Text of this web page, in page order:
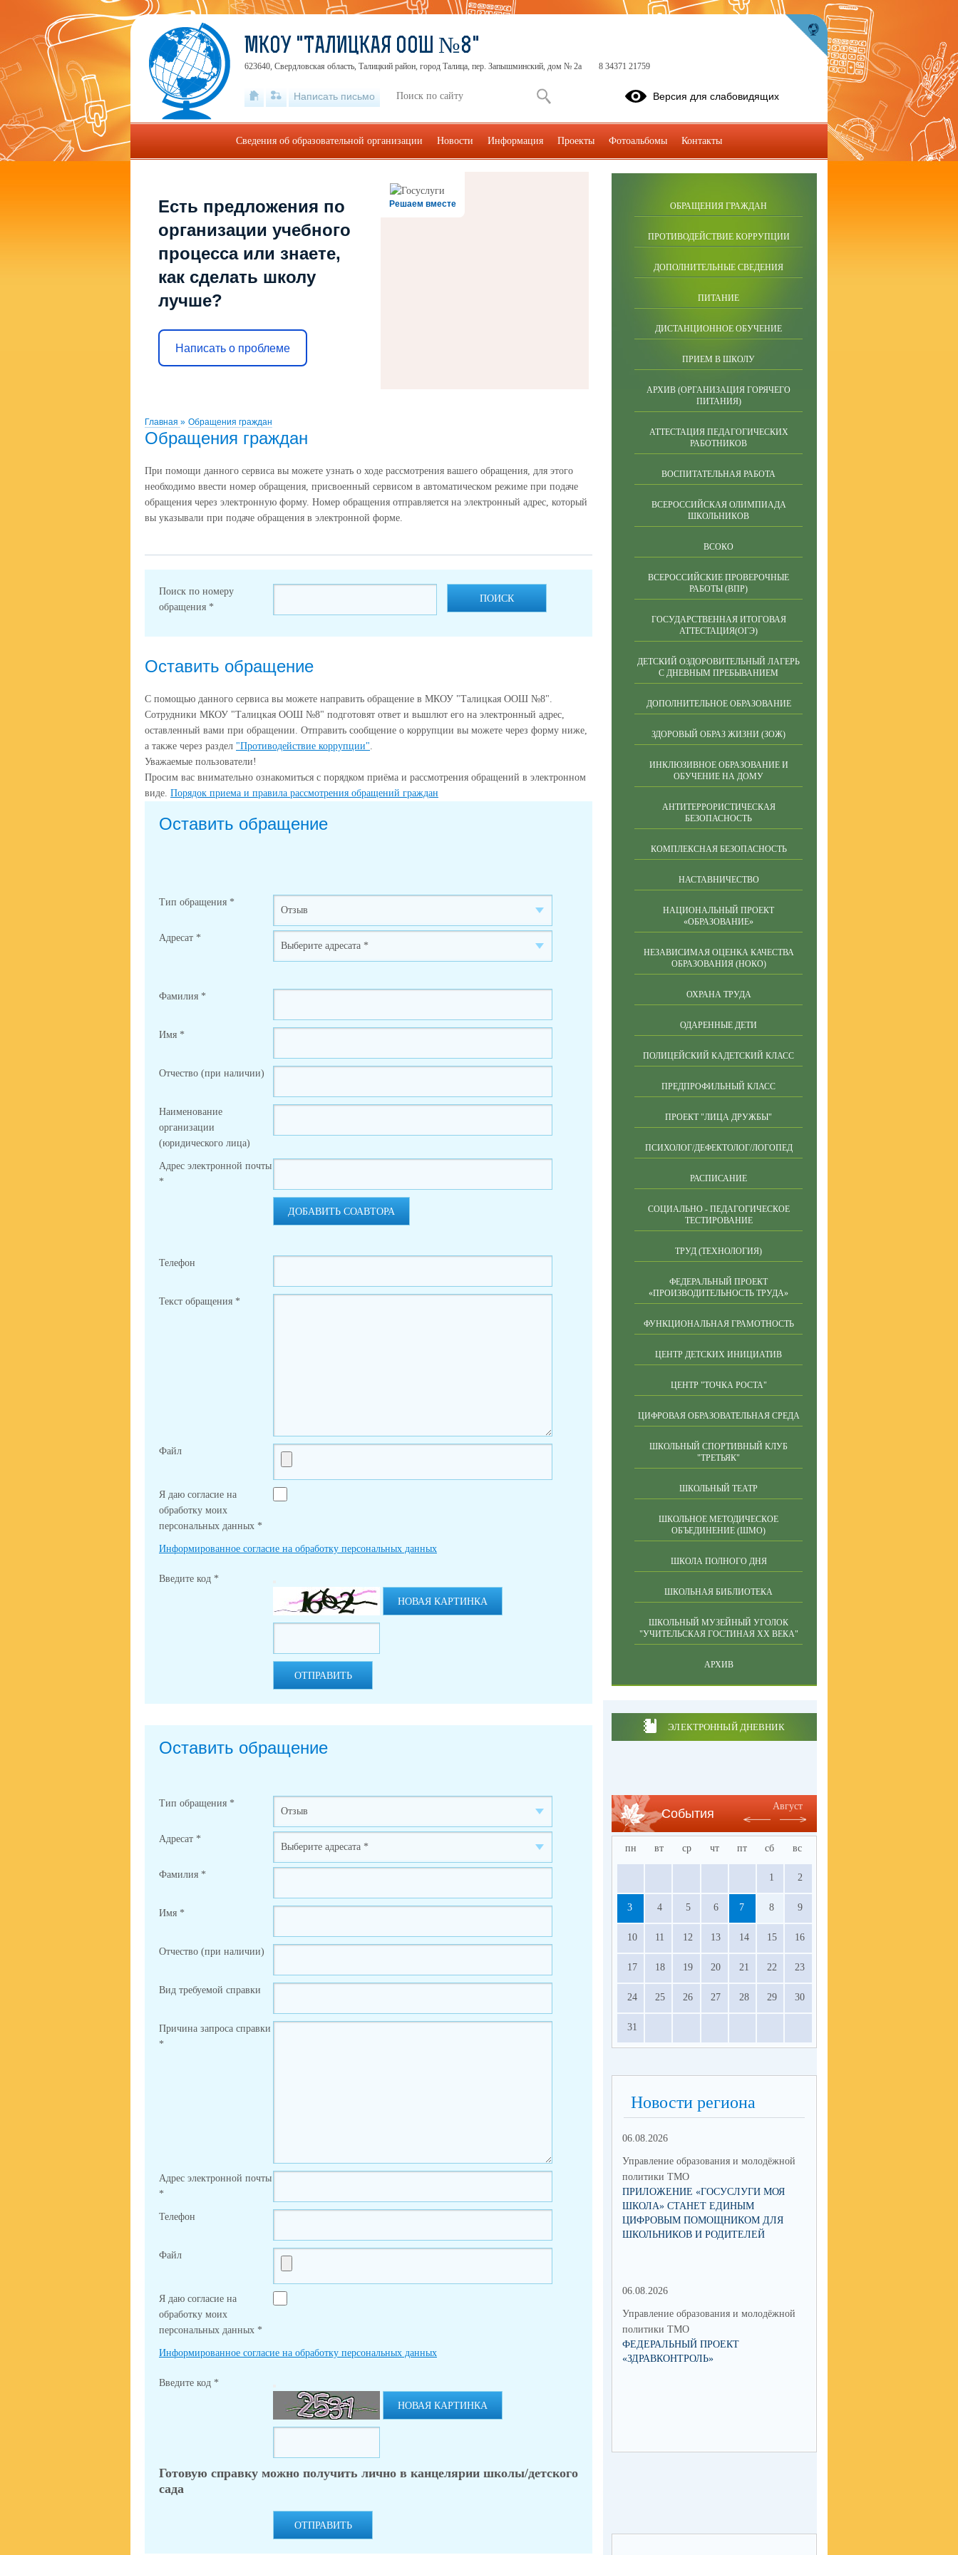
Решаем вместе
Есть предложения по
организации учебного
процесса или знаете,
как сделать школу
лучше?
Написать о проблеме
Главная » Обращения граждан
Обращения граждан
При помощи данного сервиса вы можете узнать о ходе рассмотрения вашего обращения, для этого
необходимо ввести номер обращения, присвоенный сервисом в автоматическом режиме при подаче
обращения через электронную форму. Номер обращения отправляется на электронный адрес, который
вы указывали при подаче обращения в электронной форме.
Поиск по номеру
обращения *
ПОИСК
Оставить обращение
С помощью данного сервиса вы можете направить обращение в МКОУ "Талицкая ООШ №8".
Сотрудники МКОУ "Талицкая ООШ №8" подготовят ответ и вышлют его на электронный адрес,
оставленный вами при обращении. Отправить сообщение о коррупции вы можете через форму ниже,
а также через раздел "Противодействие коррупции".
Уважаемые пользователи!
Просим вас внимательно ознакомиться с порядком приёма и рассмотрения обращений в электронном
виде. Порядок приема и правила рассмотрения обращений граждан
Оставить обращение
Тип обращения *
Адресат *
Фамилия *
Имя *
Отчество (при наличии)
Наименование
организации
(юридического лица)
Адрес электронной почты
*
ДОБАВИТЬ СОАВТОРА
Телефон
Текст обращения *
Файл
Я даю согласие на
обработку моих
персональных данных *
Информированное согласие на обработку персональных данных
Введите код *
НОВАЯ КАРТИНКА
ОТПРАВИТЬ
Оставить обращение
Тип обращения *
Адресат *
Фамилия *
Имя *
Отчество (при наличии)
Вид требуемой справки
Причина запроса справки
*
Адрес электронной почты
*
Телефон
Файл
Я даю согласие на
обработку моих
персональных данных *
Информированное согласие на обработку персональных данных
Введите код *
НОВАЯ КАРТИНКА
Готовую справку можно получить лично в канцелярии школы/детского
сада
ОТПРАВИТЬ
ОБРАЩЕНИЯ ГРАЖДАН
ПРОТИВОДЕЙСТВИЕ КОРРУПЦИИ
ДОПОЛНИТЕЛЬНЫЕ СВЕДЕНИЯ
ПИТАНИЕ
ДИСТАНЦИОННОЕ ОБУЧЕНИЕ
ПРИЕМ В ШКОЛУ
АРХИВ (ОРГАНИЗАЦИЯ ГОРЯЧЕГО
ПИТАНИЯ)
АТТЕСТАЦИЯ ПЕДАГОГИЧЕСКИХ
РАБОТНИКОВ
ВОСПИТАТЕЛЬНАЯ РАБОТА
ВСЕРОССИЙСКАЯ ОЛИМПИАДА
ШКОЛЬНИКОВ
ВСОКО
ВСЕРОССИЙСКИЕ ПРОВЕРОЧНЫЕ
РАБОТЫ (ВПР)
ГОСУДАРСТВЕННАЯ ИТОГОВАЯ
АТТЕСТАЦИЯ(ОГЭ)
ДЕТСКИЙ ОЗДОРОВИТЕЛЬНЫЙ ЛАГЕРЬ
С ДНЕВНЫМ ПРЕБЫВАНИЕМ
ДОПОЛНИТЕЛЬНОЕ ОБРАЗОВАНИЕ
ЗДОРОВЫЙ ОБРАЗ ЖИЗНИ (ЗОЖ)
ИНКЛЮЗИВНОЕ ОБРАЗОВАНИЕ И
ОБУЧЕНИЕ НА ДОМУ
АНТИТЕРРОРИСТИЧЕСКАЯ
БЕЗОПАСНОСТЬ
КОМПЛЕКСНАЯ БЕЗОПАСНОСТЬ
НАСТАВНИЧЕСТВО
НАЦИОНАЛЬНЫЙ ПРОЕКТ
«ОБРАЗОВАНИЕ»
НЕЗАВИСИМАЯ ОЦЕНКА КАЧЕСТВА
ОБРАЗОВАНИЯ (НОКО)
ОХРАНА ТРУДА
ОДАРЕННЫЕ ДЕТИ
ПОЛИЦЕЙСКИЙ КАДЕТСКИЙ КЛАСС
ПРЕДПРОФИЛЬНЫЙ КЛАСС
ПРОЕКТ "ЛИЦА ДРУЖБЫ"
ПСИХОЛОГ/ДЕФЕКТОЛОГ/ЛОГОПЕД
РАСПИСАНИЕ
СОЦИАЛЬНО - ПЕДАГОГИЧЕСКОЕ
ТЕСТИРОВАНИЕ
ТРУД (ТЕХНОЛОГИЯ)
ФЕДЕРАЛЬНЫЙ ПРОЕКТ
«ПРОИЗВОДИТЕЛЬНОСТЬ ТРУДА»
ФУНКЦИОНАЛЬНАЯ ГРАМОТНОСТЬ
ЦЕНТР ДЕТСКИХ ИНИЦИАТИВ
ЦЕНТР "ТОЧКА РОСТА"
ЦИФРОВАЯ ОБРАЗОВАТЕЛЬНАЯ СРЕДА
ШКОЛЬНЫЙ СПОРТИВНЫЙ КЛУБ
"ТРЕТЬЯК"
ШКОЛЬНЫЙ ТЕАТР
ШКОЛЬНОЕ МЕТОДИЧЕСКОЕ
ОБЪЕДИНЕНИЕ (ШМО)
ШКОЛА ПОЛНОГО ДНЯ
ШКОЛЬНАЯ БИБЛИОТЕКА
ШКОЛЬНЫЙ МУЗЕЙНЫЙ УГОЛОК
"УЧИТЕЛЬСКАЯ ГОСТИНАЯ ХХ ВЕКА"
АРХИВ
ЭЛЕКТРОННЫЙ ДНЕВНИК
События
Август
пн вт ср чт пт сб вс
1 2
3 4 5 6 7 8 9
10 11 12 13 14 15 16
17 18 19 20 21 22 23
24 25 26 27 28 29 30
31
Новости региона
06.08.2026
Управление образования и молодёжной
политики ТМО
ПРИЛОЖЕНИЕ «ГОСУСЛУГИ МОЯ
ШКОЛА» СТАНЕТ ЕДИНЫМ
ЦИФРОВЫМ ПОМОЩНИКОМ ДЛЯ
ШКОЛЬНИКОВ И РОДИТЕЛЕЙ
06.08.2026
Управление образования и молодёжной
политики ТМО
ФЕДЕРАЛЬНЫЙ ПРОЕКТ
«ЗДРАВКОНТРОЛЬ»
МКОУ "ТАЛИЦКАЯ ООШ №8"
623640, Свердловская область, Талицкий район, город Талица, пер. Запышминский, дом № 2а 8 34371 21759
Написать письмо Версия для слабовидящих
Сведения об образовательной организации Новости Информация Проекты Фотоальбомы Контакты